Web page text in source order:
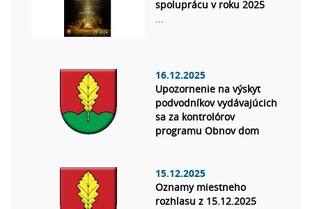
spoluprácu v roku 2025
...
16.12.2025
Upozornenie na výskyt
podvodníkov vydávajúcich
sa za kontrolórov
programu Obnov dom
15.12.2025
Oznamy miestneho
rozhlasu z 15.12.2025